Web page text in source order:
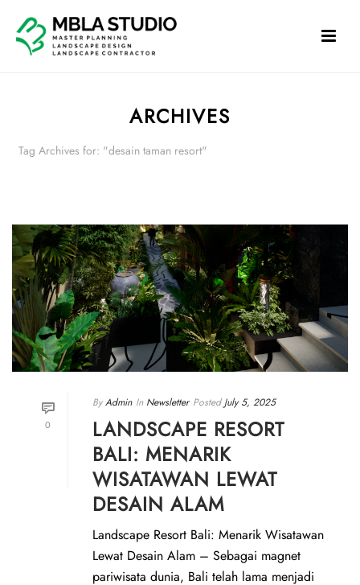
ARCHIVES
Tag Archives for: "desain taman resort"
0
By Admin In Newsletter Posted July 5, 2025
LANDSCAPE RESORT
BALI: MENARIK
WISATAWAN LEWAT
DESAIN ALAM
Landscape Resort Bali: Menarik Wisatawan
Lewat Desain Alam – Sebagai magnet
pariwisata dunia, Bali telah lama menjadi